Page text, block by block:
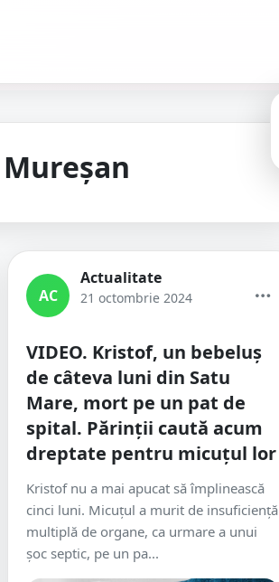
AC
Actualitate
21 octombrie 2024
VIDEO. Kristof, un bebeluș
de câteva luni din Satu
Mare, mort pe un pat de
spital. Părinții caută acum
dreptate pentru micuțul lor
Kristof nu a mai apucat să împlinească
cinci luni. Micuțul a murit de insuficiență
multiplă de organe, ca urmare a unui
șoc septic, pe un pa...